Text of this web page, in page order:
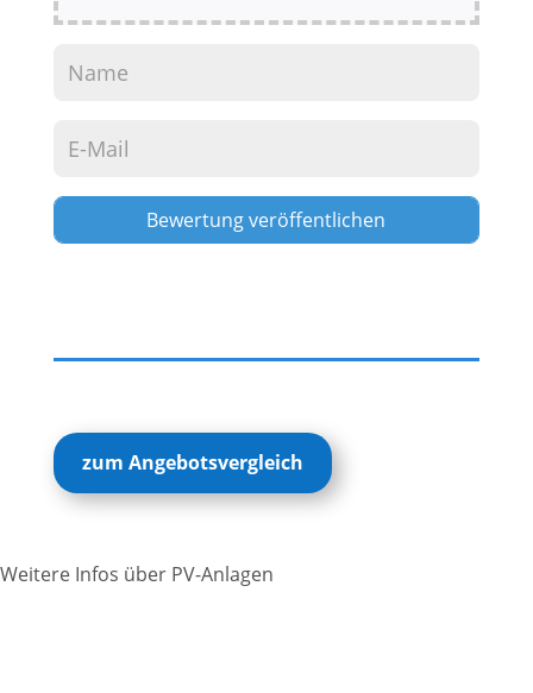
zum Angebotsvergleich
Weitere Infos über PV-Anlagen